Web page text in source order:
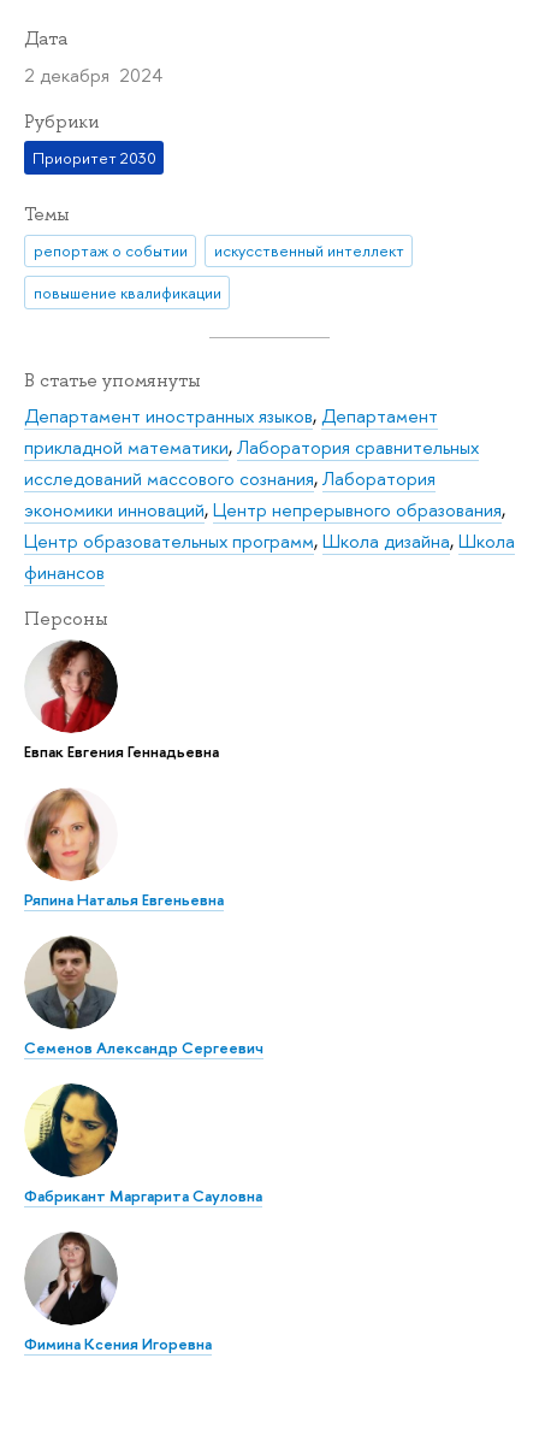
Дата
2 декабря 2024
Рубрики
Приоритет 2030
Темы
репортаж о событии
искусственный интеллект
повышение квалификации
В статье упомянуты
Департамент иностранных языков,Департамент
прикладной математики,Лаборатория сравнительных
исследований массового сознания,Лаборатория
экономики инноваций,Центр непрерывного образования,
Центр образовательных программ,Школа дизайна,Школа
финансов
Персоны
Евпак Евгения Геннадьевна
Ряпина Наталья Евгеньевна
Семенов Александр Сергеевич
Фабрикант Маргарита Сауловна
Фимина Ксения Игоревна